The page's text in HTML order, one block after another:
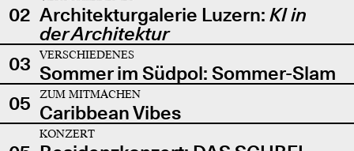
02 Architekturgalerie Luzern: KI in
der Architektur
03
VERSCHIEDENES
Sommer im Südpol: Sommer-Slam
05
ZUM MITMACHEN
Caribbean Vibes
KONZERT